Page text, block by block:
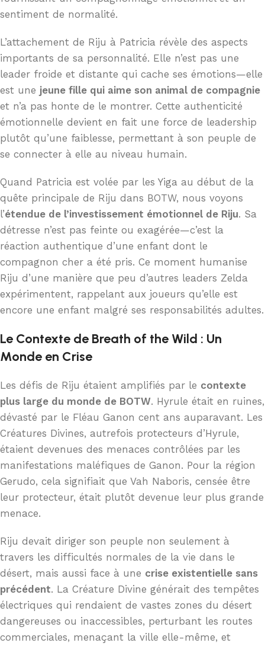
sentiment de normalité.
L’attachement de Riju à Patricia révèle des aspects
importants de sa personnalité. Elle n’est pas une
leader froide et distante qui cache ses émotions—elle
est une jeune fille qui aime son animal de compagnie
et n’a pas honte de le montrer. Cette authenticité
émotionnelle devient en fait une force de leadership
plutôt qu’une faiblesse, permettant à son peuple de
se connecter à elle au niveau humain.
Quand Patricia est volée par les Yiga au début de la
quête principale de Riju dans BOTW, nous voyons
l’étendue de l’investissement émotionnel de Riju. Sa
détresse n’est pas feinte ou exagérée—c’est la
réaction authentique d’une enfant dont le
compagnon cher a été pris. Ce moment humanise
Riju d’une manière que peu d’autres leaders Zelda
expérimentent, rappelant aux joueurs qu’elle est
encore une enfant malgré ses responsabilités adultes.
Le Contexte de Breath of the Wild : Un
Monde en Crise
Les défis de Riju étaient amplifiés par le contexte
plus large du monde de BOTW. Hyrule était en ruines,
dévasté par le Fléau Ganon cent ans auparavant. Les
Créatures Divines, autrefois protecteurs d’Hyrule,
étaient devenues des menaces contrôlées par les
manifestations maléfiques de Ganon. Pour la région
Gerudo, cela signifiait que Vah Naboris, censée être
leur protecteur, était plutôt devenue leur plus grande
menace.
Riju devait diriger son peuple non seulement à
travers les difficultés normales de la vie dans le
désert, mais aussi face à une crise existentielle sans
précédent. La Créature Divine générait des tempêtes
électriques qui rendaient de vastes zones du désert
dangereuses ou inaccessibles, perturbant les routes
commerciales, menaçant la ville elle-même, et